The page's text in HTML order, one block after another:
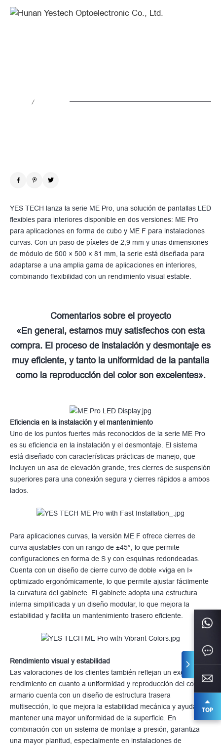
YES
/2026.05.07
YES TECH lanza la serie ME Pro, una solución de pantallas LED
flexibles para interiores disponible en dos versiones: ME Pro
para aplicaciones en forma de cubo y ME F para instalaciones
curvas. Con un paso de píxeles de 2,9 mm y unas dimensiones
de módulo de 500 × 500 × 81 mm, la serie está diseñada para
adaptarse a una amplia gama de aplicaciones en interiores,
combinando flexibilidad con un rendimiento visual estable.
Comentarios sobre el proyecto
«En general, estamos muy satisfechos con esta
compra. El proceso de instalación y desmontaje es
muy eficiente, y tanto la uniformidad de la pantalla
como la reproducción del color son excelentes».
Eficiencia en la instalación y el mantenimiento
Uno de los puntos fuertes más reconocidos de la serie ME Pro
es su eficiencia en la instalación y el desmontaje. El sistema
está diseñado con características prácticas de manejo, que
incluyen un asa de elevación grande, tres cierres de suspensión
superiores para una conexión segura y cierres rápidos a ambos
lados.
Para aplicaciones curvas, la versión ME F ofrece cierres de
curva ajustables con un rango de ±45°, lo que permite
configuraciones en forma de S y con esquinas redondeadas.
Cuenta con un diseño de cierre curvo de doble «viga en I»
optimizado ergonómicamente, lo que permite ajustar fácilmente
la curvatura del gabinete. El gabinete adopta una estructura
interna simplificada y un diseño modular, lo que mejora la
estabilidad y facilita un mantenimiento trasero eficiente.
Rendimiento visual y estabilidad
Las valoraciones de los clientes también reflejan un excelente
rendimiento en cuanto a uniformidad y reproducción del color. El
armario cuenta con un diseño de estructura trasera
multisección, lo que mejora la estabilidad mecánica y ayuda a
mantener una mayor uniformidad de la superficie. En
combinación con un sistema de montaje a presión, garantiza
una mayor planitud, especialmente en instalaciones de